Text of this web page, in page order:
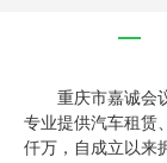
重庆市嘉诚会
专业提供汽车租赁
仟万，自成立以来